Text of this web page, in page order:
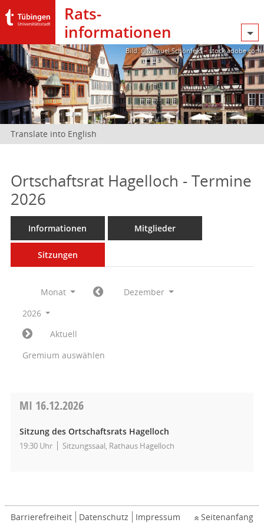
Rats­
informationen
Bild: @Manuel Schönfeld – stock.adobe.com
Translate into English
Ortschaftsrat Hagelloch - Termine
2026
Informationen Mitglieder
Sitzungen
Monat
Dezember
2026
Aktuell
Gremium auswählen
MI 16.12.2026
Sitzung des Ortschaftsrats Hagelloch
19:30 Uhr Sitzungssaal, Rathaus Hagelloch
Barrierefreiheit Datenschutz Impressum Seitenanfang